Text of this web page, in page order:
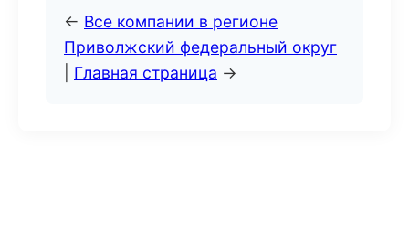
← Все компании в регионе
Приволжский федеральный округ
Главная страница →